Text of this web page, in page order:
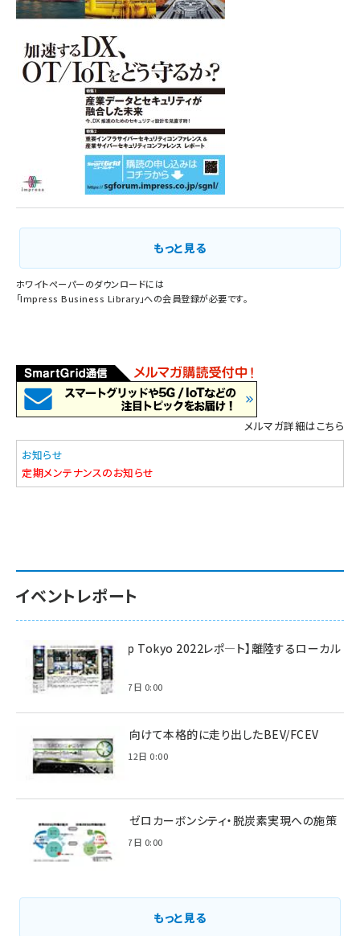
Vol.1
もっと見る
ホワイトペーパーのダウンロードには
「Impress Business Library」への会員登録が必要です。
メルマガ詳細はこちら
お知らせ
定期メンテナンスのお知らせ
イベントレポート
【Interop Tokyo 2022レポ—ト】離陸するローカル
5G！
2022年7月7日 0:00
脱炭素に向けて本格的に走り出したBEV/FCEV
2022年6月12日 0:00
環境省のゼロカーボンシティ・脱炭素実現への施策
2021年3月7日 0:00
もっと見る